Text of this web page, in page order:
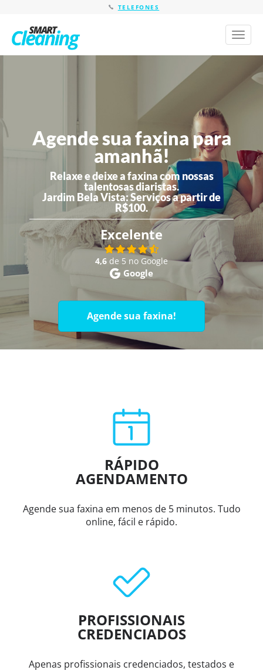
TELEFONES
Toggle
Agende sua faxina para
amanhã!
Relaxe e deixe a faxina com nossas
talentosas diaristas.
Jardim Bela Vista:Serviços a partir de
R$100.
Excelente
4,6 de 5 no Google
Google
Agende sua faxina!
RÁPIDO
AGENDAMENTO
Agende sua faxina em menos de 5 minutos. Tudo
online, fácil e rápido.
PROFISSIONAIS
CREDENCIADOS
Apenas profissionais credenciados, testados e